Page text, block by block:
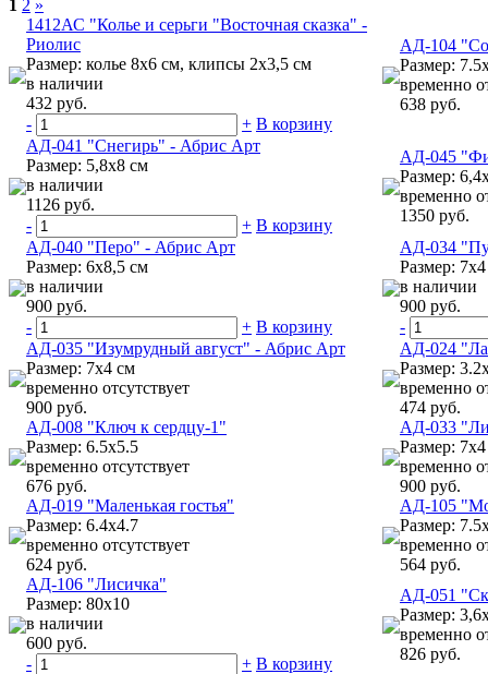
1 2 »
1412АС "Колье и серьги "Восточная сказка" -
Риолис
Размер: колье 8х6 см, клипсы 2х3,5 см
в наличии
432 руб.
-
+ В корзину
АД-104
Размер:
временно
638 руб.
АД-041 "Снегирь" - Абрис Арт
Размер: 5,8х8 см
в наличии
1126 руб.
-
+ В корзину
АД-045
Размер:
временно
1350 руб.
АД-040 "Перо" - Абрис Арт
Размер: 6х8,5 см
в наличии
900 руб.
-
+ В корзину
АД-034
Размер:
в наличии
900 руб.
-
АД-035 "Изумрудный август" - Абрис Арт
Размер: 7х4 см
временно отсутствует
900 руб.
АД-024
Размер:
временно
474 руб.
АД-008 "Ключ к сердцу-1"
Размер: 6.5x5.5
временно отсутствует
676 руб.
АД-033
Размер:
временно
900 руб.
АД-019 "Маленькая гостья"
Размер: 6.4x4.7
временно отсутствует
624 руб.
АД-105
Размер:
временно
564 руб.
АД-106 "Лисичка"
Размер: 80x10
в наличии
600 руб.
-
+ В корзину
АД-051
Размер:
временно
826 руб.